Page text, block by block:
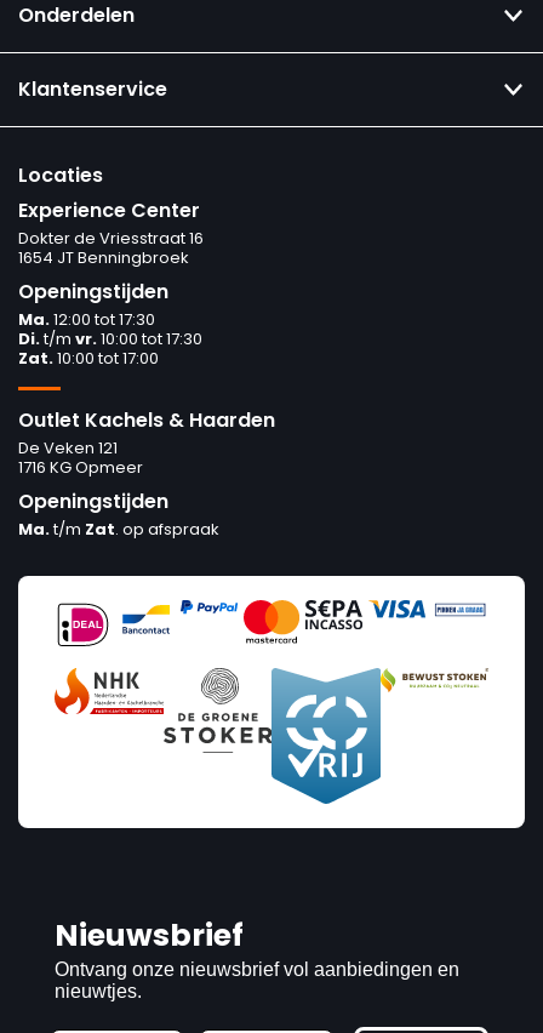
Onderdelen
Klantenservice
Locaties
Experience Center
Dokter de Vriesstraat 16
1654 JT Benningbroek
Openingstijden
Ma.12:00 tot 17:30
Di.t/m vr.10:00 tot 17:30
Zat.10:00 tot 17:00
Outlet Kachels & Haarden
De Veken 121
1716 KG Opmeer
Openingstijden
Ma.t/m Zat. op afspraak
Nieuwsbrief
Ontvang onze nieuwsbrief vol aanbiedingen en
nieuwtjes.